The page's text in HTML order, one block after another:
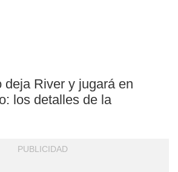
deja River y jugará en
los detalles de la